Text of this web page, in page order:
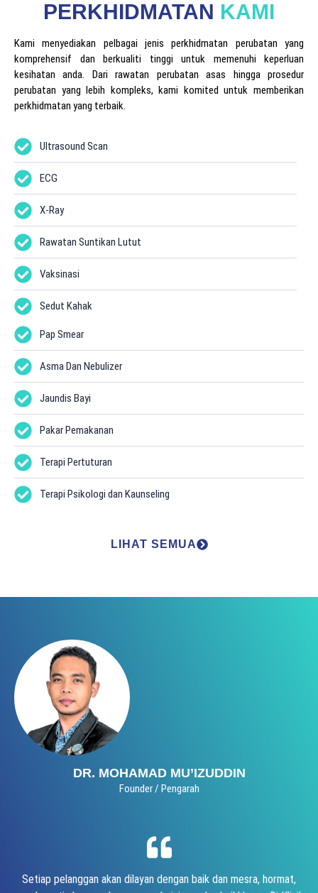
PERKHIDMATAN KAMI
Kami menyediakan pelbagai jenis perkhidmatan perubatan yang
komprehensif dan berkualiti tinggi untuk memenuhi keperluan
kesihatan anda. Dari rawatan perubatan asas hingga prosedur
perubatan yang lebih kompleks, kami komited untuk memberikan
perkhidmatan yang terbaik.
Ultrasound Scan
ECG
X-Ray
Rawatan Suntikan Lutut
Vaksinasi
Sedut Kahak
Pap Smear
Asma Dan Nebulizer
Jaundis Bayi
Pakar Pemakanan
Terapi Pertuturan
Terapi Psikologi dan Kaunseling
LIHAT SEMUA
DR. MOHAMAD MU’IZUDDIN
Founder / Pengarah
Setiap pelanggan akan dilayan dengan baik dan mesra, hormat,